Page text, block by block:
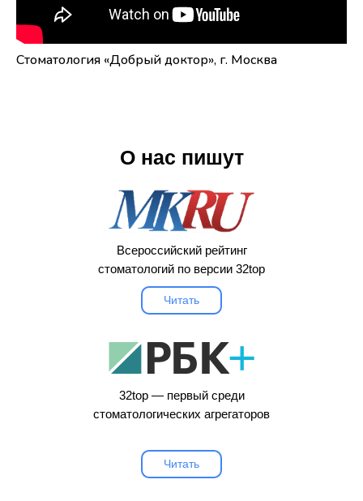
32top.ru.
Стоматология «Добрый доктор», г. Москва
32top — первый среди
стоматологических агрегаторов
О нас пишут
Всероссийский рейтинг
стоматологий по версии 32top
Читать
Читать